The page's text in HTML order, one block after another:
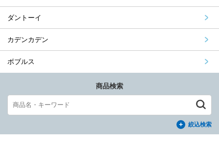
ダントーイ
カデンカデン
ボブルス
商品検索
絞込検索